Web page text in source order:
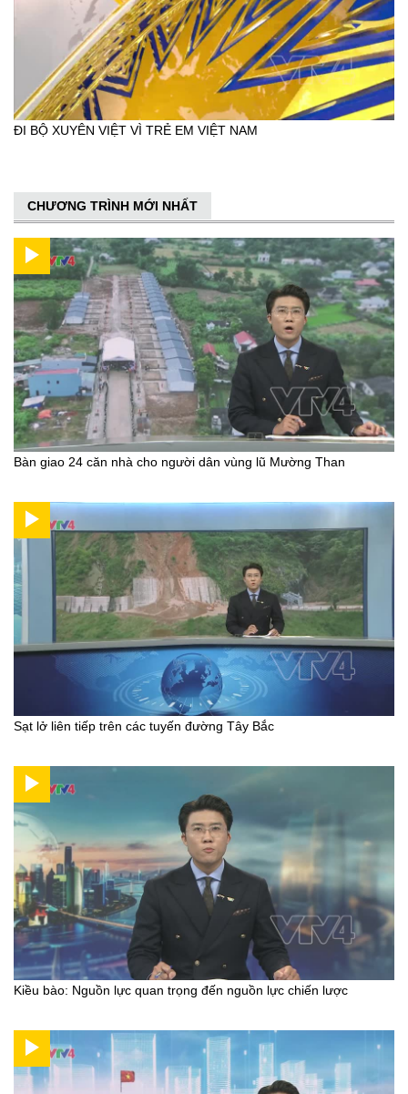
ĐI BỘ XUYÊN VIỆT VÌ TRẺ EM VIỆT NAM
CHƯƠNG TRÌNH MỚI NHẤT
Bàn giao 24 căn nhà cho người dân vùng lũ Mường Than
Sạt lở liên tiếp trên các tuyến đường Tây Bắc
Kiều bào: Nguồn lực quan trọng đến nguồn lực chiến lược